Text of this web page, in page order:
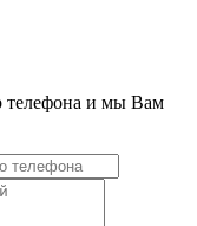
телефона и мы Вам